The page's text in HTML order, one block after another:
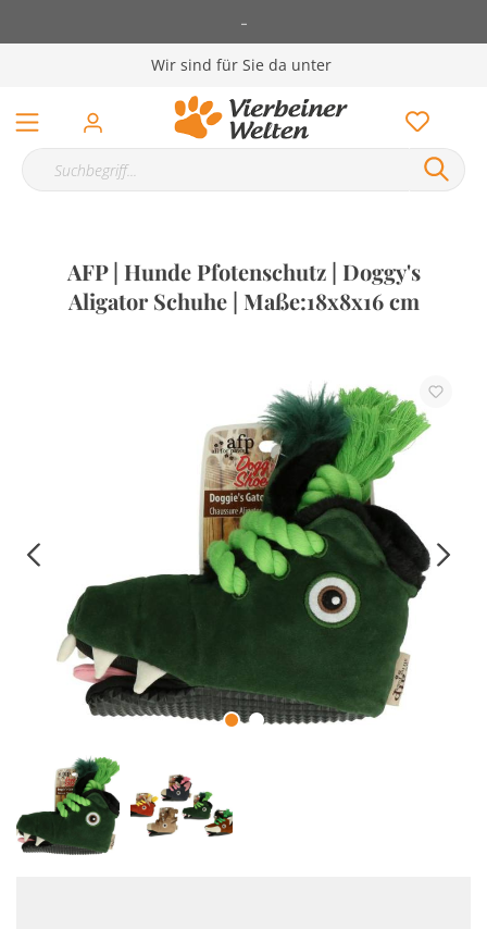
-
Wir sind für Sie da unter
AFP | Hunde Pfotenschutz | Doggy's
Aligator Schuhe | Maße:18x8x16 cm